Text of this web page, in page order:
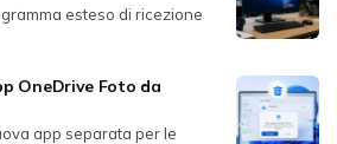
esteso di ricezione
OneDrive Foto da
app separata per le